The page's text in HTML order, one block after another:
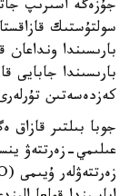
جۇزەگە اسىرىپ
سولتۇستىك
بارىسىندا
بارىسىندا جابايى
كەزدەسەتىن
جوبا بىلتىر
عىلىمي-زەرتتەۋ